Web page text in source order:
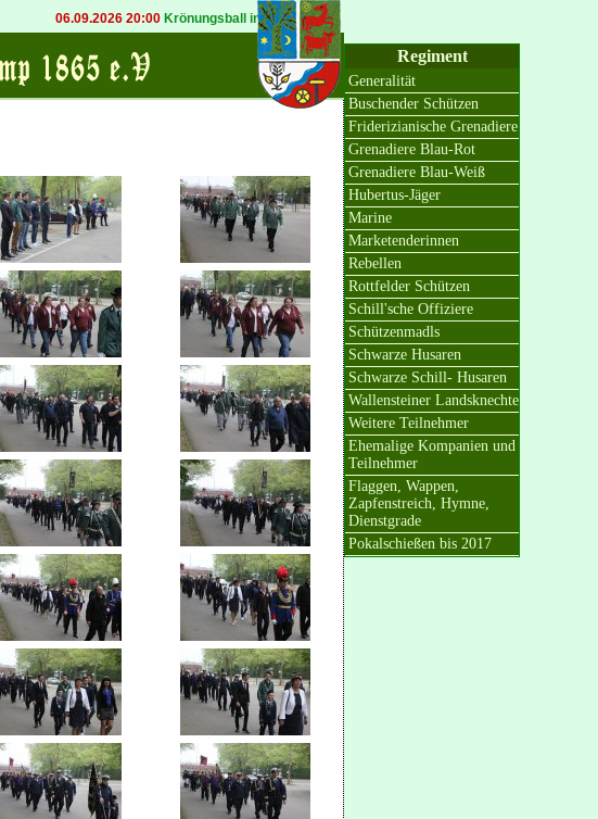
06.09.2026 20:00 Krönungsball in Bösinghoven 20.09.2026 19:30
Regiment
Generalität
Buschender Schützen
Friderizianische Grenadiere
Grenadiere Blau-Rot
Grenadiere Blau-Weiß
Hubertus-Jäger
Marine
Marketenderinnen
Rebellen
Rottfelder Schützen
Schill'sche Offiziere
Schützenmadls
Schwarze Husaren
Schwarze Schill- Husaren
Wallensteiner Landsknechte
Weitere Teilnehmer
Ehemalige Kompanien und
Teilnehmer
Flaggen, Wappen,
Zapfenstreich, Hymne,
Dienstgrade
Pokalschießen bis 2017